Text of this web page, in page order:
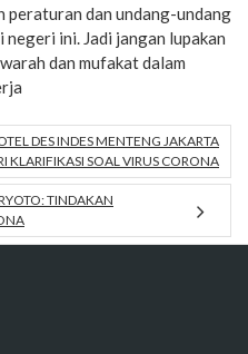
peraturan dan undang-undang
ini. Jadi jangan lupakan
dan mufakat dalam
DES INDES MENTENG JAKARTA
KLARIFIKASI SOAL VIRUS CORONA
TINDAKAN